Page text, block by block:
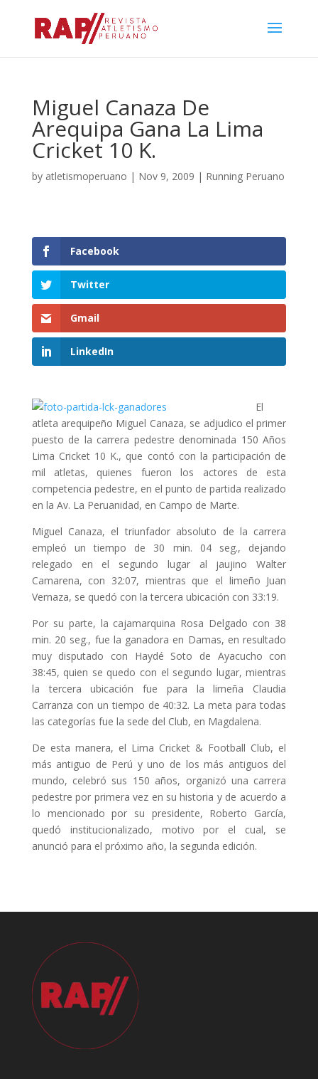
Miguel Canaza De
Arequipa Gana La Lima
Cricket 10 K.
by atletismoperuano | Nov 9, 2009 | Running Peruano
Facebook
Twitter
Gmail
LinkedIn
El
atleta arequipeño Miguel Canaza, se adjudico el primer
puesto de la carrera pedestre denominada 150 Años
Lima Cricket 10 K., que contó con la participación de
mil atletas, quienes fueron los actores de esta
competencia pedestre, en el punto de partida realizado
en la Av. La Peruanidad, en Campo de Marte.
Miguel Canaza, el triunfador absoluto de la carrera
empleó un tiempo de 30 min. 04 seg., dejando
relegado en el segundo lugar al jaujino Walter
Camarena, con 32:07, mientras que el limeño Juan
Vernaza, se quedó con la tercera ubicación con 33:19.
Por su parte, la cajamarquina Rosa Delgado con 38
min. 20 seg., fue la ganadora en Damas, en resultado
muy disputado con Haydé Soto de Ayacucho con
38:45, quien se quedo con el segundo lugar, mientras
la tercera ubicación fue para la limeña Claudia
Carranza con un tiempo de 40:32. La meta para todas
las categorías fue la sede del Club, en Magdalena.
De esta manera, el Lima Cricket & Football Club, el
más antiguo de Perú y uno de los más antiguos del
mundo, celebró sus 150 años, organizó una carrera
pedestre por primera vez en su historia y de acuerdo a
lo mencionado por su presidente, Roberto García,
quedó institucionalizado, motivo por el cual, se
anunció para el próximo año, la segunda edición.